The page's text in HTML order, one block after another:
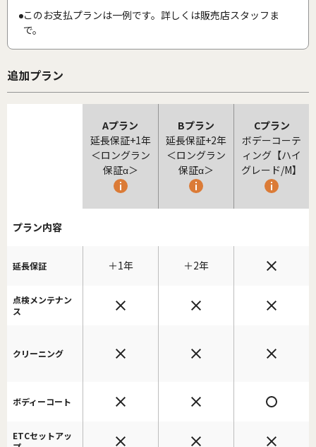
このお支払プランは一例です。詳しくは販売店スタッフま
で。
追加プラン
Aプラン
延長保証+1年
＜ロングラン
保証α＞
Bプラン
延長保証+2年
＜ロングラン
保証α＞
Cプラン
ボデーコーテ
ィング【ハイ
グレード/M】
プラン内容
延長保証 ＋1年 ＋2年
点検メンテナン
ス
クリーニング
ボディーコート
ETCセットアッ